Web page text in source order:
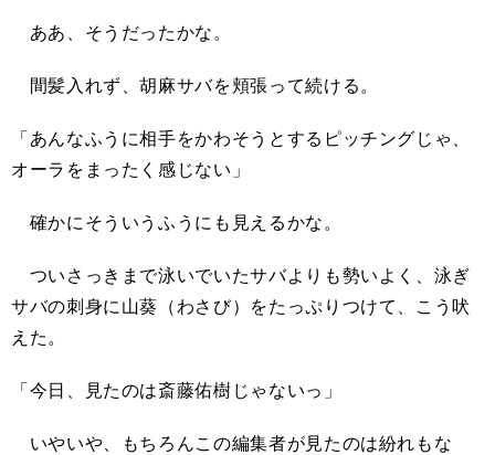
ああ、そうだったかな。
間髪入れず、胡麻サバを頬張って続ける。
「あんなふうに相手をかわそうとするピッチングじゃ、
オーラをまったく感じない」
確かにそういうふうにも見えるかな。
ついさっきまで泳いでいたサバよりも勢いよく、泳ぎ
サバの刺身に山葵（わさび）をたっぷりつけて、こう吠
えた。
「今日、見たのは斎藤佑樹じゃないっ」
いやいや、もちろんこの編集者が見たのは紛れもな